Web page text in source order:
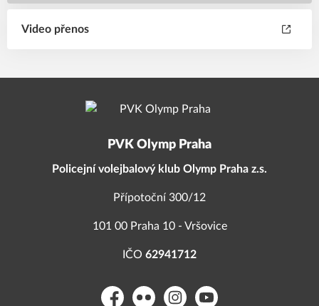
Video přenos
PVK Olymp Praha
Policejní volejbalový klub Olymp Praha z.s.
Přípotoční 300/12
101 00 Praha 10 - Vršovice
IČO 62941712